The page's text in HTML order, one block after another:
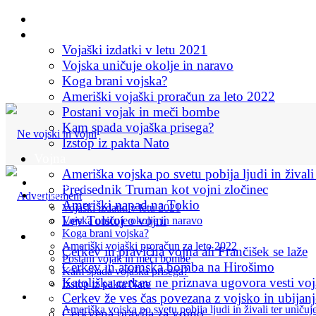
Vojaški izdatki v letu 2021
Vojska uničuje okolje in naravo
Koga brani vojska?
Ameriški vojaški proračun za leto 2022
Postani vojak in meči bombe
Kam spada vojaška prisega?
Izstop iz pakta Nato
Ameriška vojska po svetu pobija ljudi in živali
Predsednik Truman kot vojni zločinec
Ameriški napad na Tokio
Lev Tolstoj o vojni
Cerkev in vojna
Cerkev in pravična vojna ali Frančišek se laže
Cerkev in atomska bomba na Hirošimo
Katoliška cerkev ne priznava ugovora vesti
Cerkev že ves čas povezana z vojsko in
Začetna stran
Vojska
Vojaški izdatki v letu 2021
Vojska uničuje okolje in naravo
Koga brani vojska?
Ameriški vojaški proračun za leto 2022
Postani vojak in meči bombe
Kam spada vojaška prisega?
Izstop iz pakta Nato
Vojna
Ameriška vojska po svetu pobija ljudi in živali ter